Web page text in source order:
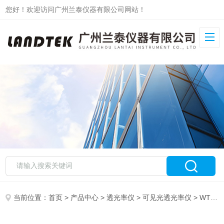
您好！欢迎访问广州兰泰仪器有限公司网站！
当前位置：首页 > 产品中心 >透光率仪 >可见光透光率仪 > WTM-1500P6透光率仪